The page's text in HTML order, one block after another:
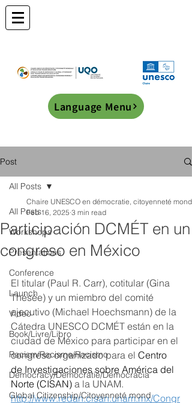
Language Menu
Post
All Posts
Workshops
Presentations
Conference
Launch
Video
Book/Livre/Libro
Racism/Racisme/Racismo
Democracy/Democratie/Democracia
Global Citizenship/Citoyenneté mond
All Posts
Participación DCMÉT en un
congreso en México
Chaire UNESCO en démocratie, citoyenneté
Feb 16, 2025 3 min read
El titular (Paul R. Carr), cotitular (Gina
Thésée) y un miembro del comité
ejecutivo (Michael Hoechsmann) de la
Cátedra UNESCO DCMÉT están en la
ciudad de México para participar en el
congreso organizado para el Centro
de Investigaciones sobre América del
Norte (CISAN) a la UNAM.
http://www.redan.cisan.unam.mx/Congr